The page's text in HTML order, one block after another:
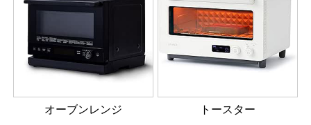
オーブンレンジ トースター